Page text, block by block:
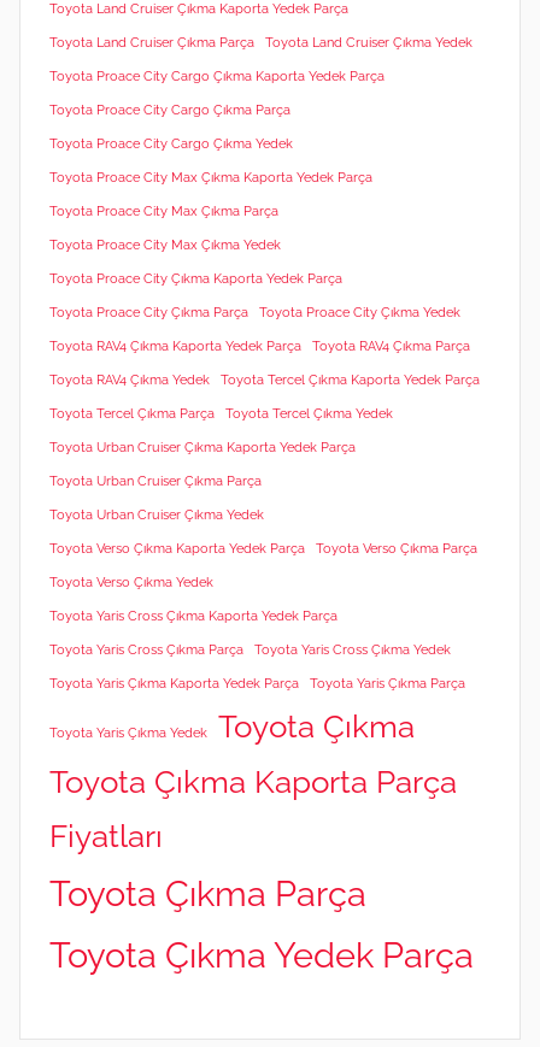
Toyota Land Cruiser Çıkma Kaporta Yedek Parça
Toyota Land Cruiser Çıkma Parça Toyota Land Cruiser Çıkma Yedek
Toyota Proace City Cargo Çıkma Kaporta Yedek Parça
Toyota Proace City Cargo Çıkma Parça
Toyota Proace City Cargo Çıkma Yedek
Toyota Proace City Max Çıkma Kaporta Yedek Parça
Toyota Proace City Max Çıkma Parça
Toyota Proace City Max Çıkma Yedek
Toyota Proace City Çıkma Kaporta Yedek Parça
Toyota Proace City Çıkma Parça Toyota Proace City Çıkma Yedek
Toyota RAV4 Çıkma Kaporta Yedek Parça Toyota RAV4 Çıkma Parça
Toyota RAV4 Çıkma Yedek Toyota Tercel Çıkma Kaporta Yedek Parça
Toyota Tercel Çıkma Parça Toyota Tercel Çıkma Yedek
Toyota Urban Cruiser Çıkma Kaporta Yedek Parça
Toyota Urban Cruiser Çıkma Parça
Toyota Urban Cruiser Çıkma Yedek
Toyota Verso Çıkma Kaporta Yedek Parça Toyota Verso Çıkma Parça
Toyota Verso Çıkma Yedek
Toyota Yaris Cross Çıkma Kaporta Yedek Parça
Toyota Yaris Cross Çıkma Parça Toyota Yaris Cross Çıkma Yedek
Toyota Yaris Çıkma Kaporta Yedek Parça Toyota Yaris Çıkma Parça
Toyota Yaris Çıkma Yedek
Toyota Çıkma
Toyota Çıkma Kaporta Parça
Fiyatları
Toyota Çıkma Parça
Toyota Çıkma Yedek Parça